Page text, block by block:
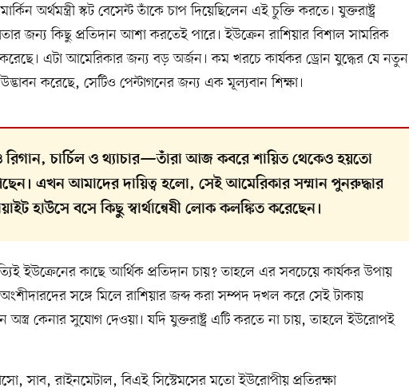
অর্থমন্ত্রী স্কট বেসেন্ট তাঁকে চাপ দিয়েছিলেন এই চুক্তি করতে। যুক্তরাষ্ট্র
জন্য কিছু প্রতিদান আশা করতেই পারে। ইউক্রেন রাশিয়ার বিশাল সামরিক
করেছে। এটা আমেরিকার জন্য বড় অর্জন। কম খরচে কার্যকর ড্রোন যুদ্ধের যে নতুন
করেছে, সেটিও পেন্টাগনের জন্য এক মূল্যবান শিক্ষা।
চার্চিল ও থ্যাচার—তাঁরা আজ কবরে শায়িত থেকেও হয়তো
এখন আমাদের দায়িত্ব হলো, সেই আমেরিকার সম্মান পুনরুদ্ধার
হাউসে বসে কিছু স্বার্থান্বেষী লোক কলঙ্কিত করেছেন।
ইউক্রেনের কাছে আর্থিক প্রতিদান চায়? তাহলে এর সবচেয়ে কার্যকর উপায়
সঙ্গে মিলে রাশিয়ার জব্দ করা সম্পদ দখল করে সেই টাকায়
অস্ত্র কেনার সুযোগ দেওয়া। যদি যুক্তরাষ্ট্র এটি করতে না চায়, তাহলে ইউরোপই
সাব, রাইনমেটাল, বিএই সিস্টেমসের মতো ইউরোপীয় প্রতিরক্ষা